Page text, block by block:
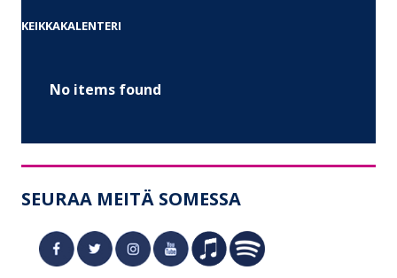
KEIKKAKALENTERI
No items found
SEURAA MEITÄ SOMESSA